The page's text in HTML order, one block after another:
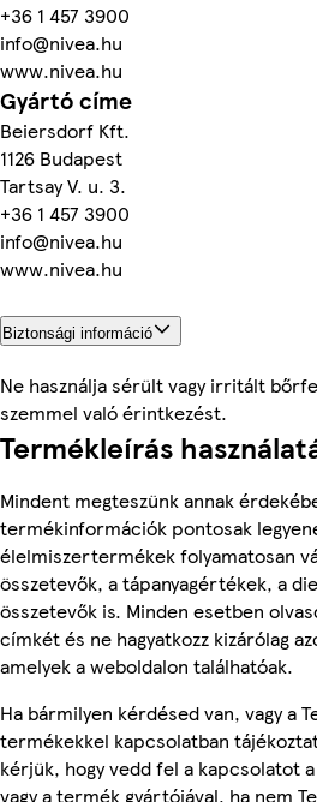
+36 1 457 3900
info@nivea.hu
www.nivea.hu
Gyártó címe
Beiersdorf Kft.
1126 Budapest
Tartsay V. u. 3.
+36 1 457 3900
info@nivea.hu
www.nivea.hu
Biztonsági információ
Ne használja sérült vagy irritált
szemmel való érintkezést.
Termékleírás
Mindent megteszünk annak
termékinformációk pontosak
élelmiszertermékek folyamatosan
összetevők, a tápanyagértékek, a
összetevők is. Minden esetben
címkét és ne hagyatkozz kizárólag
amelyek a weboldalon találhatóak.
Ha bármilyen kérdésed van, vagy a
termékekkel kapcsolatban
kérjük, hogy vedd fel a kapcsolatot
vagy a termék gyártójával, ha nem